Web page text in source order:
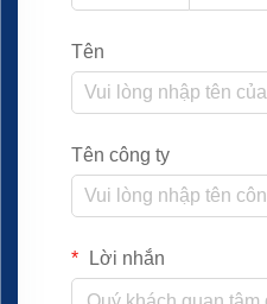
Tên
Tên công ty
Lời nhắn